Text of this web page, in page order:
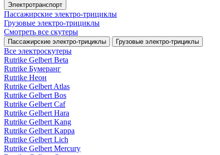
Электротранспорт
Пассажирские электро‑трициклы
Грузовые электро‑трициклы
Смотреть все скутеры
Пассажирские электро‑трициклы Грузовые электро‑трициклы
Все электро­скутеры
Rutrike Gelbert Beta
Rutrike Бумеранг
Rutrike Неон
Rutrike Gelbert Atlas
Rutrike Gelbert Bos
Rutrike Gelbert Caf
Rutrike Gelbert Hara
Rutrike Gelbert Kang
Rutrike Gelbert Kappa
Rutrike Gelbert Lich
Rutrike Gelbert Mercury